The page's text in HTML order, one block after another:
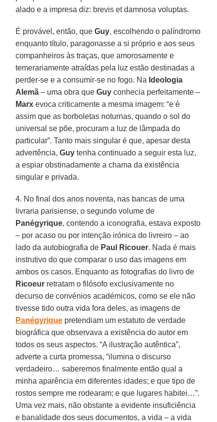
alado e a impresa diz: brevis et damnosa voluptas.
É provável, então, queGuy, escolhendo o palíndromo
enquanto título, paragonasse a si próprio e aos seus
companheiros às traças, que amorosamente e
temerariamente atraídas pela luz estão destinadas a
perder-se e a consumir-se no fogo. Na Ideologia
Alemã – uma obra queGuy conhecia perfeitamente –
Marx evoca criticamente a mesma imagem: “e é
assim que as borboletas noturnas, quando o sol do
universal se põe, procuram a luz de lâmpada do
particular”. Tanto mais singular é que, apesar desta
advertência,Guy tenha continuado a seguir esta luz,
a espiar obstinadamente a chama da existência
singular e privada.
4. No final dos anos noventa, nas bancas de uma
livraria parisiense, o segundo volume de
Panégyrique, contendo a iconografia, estava exposto
– por acaso ou por intenção irónica do livreiro – ao
lado da autobiografia de Paul Ricouer. Nada é mais
instrutivo do que comparar o uso das imagens em
ambos os casos. Enquanto as fotografias do livro de
Ricoeur retratam o filósofo exclusivamente no
decurso de convénios académicos, como se ele não
tivesse tido outra vida fora deles, as imagens de
Panégyrique pretendiam um estatuto de verdade
biográfica que observava a existência do autor em
todos os seus aspectos. “A ilustração autêntica”,
adverte a curta promessa, “ilumina o discurso
verdadeiro… saberemos finalmente então qual a
minha aparência em diferentes idades; e que tipo de
rostos sempre me rodearam; e que lugares habitei…”.
Uma vez mais, não obstante a evidente insuficiência
e banalidade dos seus documentos, a vida – a vida